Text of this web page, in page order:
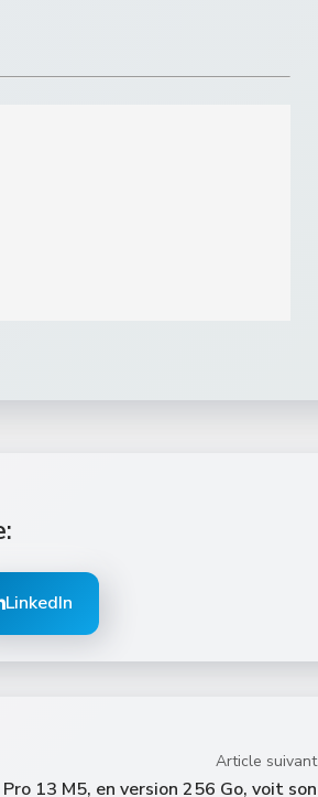
LinkedIn
Article suivant
Pro 13 M5, en version 256 Go, voit son